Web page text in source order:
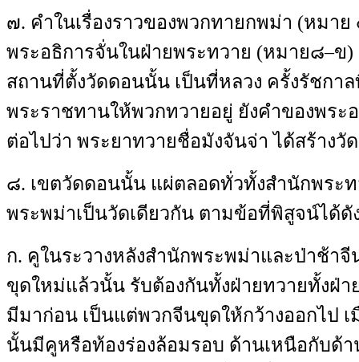
๗. คำในเรื่องราวของพวกทายกพม่า (หมา
พระอธิการจั่นในฝ่ายพระทวาย (หมาย๘–ข)
สถานที่ตั้งวัดดอนนั้น เป็นที่หลวง ครั้งรัชกา
พระราชทานให้พวกทวายอยู่ ยังคำของพระ
ต่อไปว่า พระยาทวายชื่อมังจันจ่า ได้สร้าง
๘. เขตวัดดอนนั้น แผ่ตลอดทั่วทั้งสำนักพระ
พระพม่าเป็นวัดเดียวกัน ตามข้อที่พิสูจน์ได้ดั
ก. คูในระวางหลังสำนักพระพม่าและป่าช้า
ขุดใหม่แล้วนั้น รับต้องกันทั้งฝ่ายทวายทั้งฝ่า
มีมาก่อน เป็นแต่พวกจีนขุดให้กว้างออกไป เ
นั้นมีคูหรือท้องร่องล้อมรอบ ด้านเหนือกับด้